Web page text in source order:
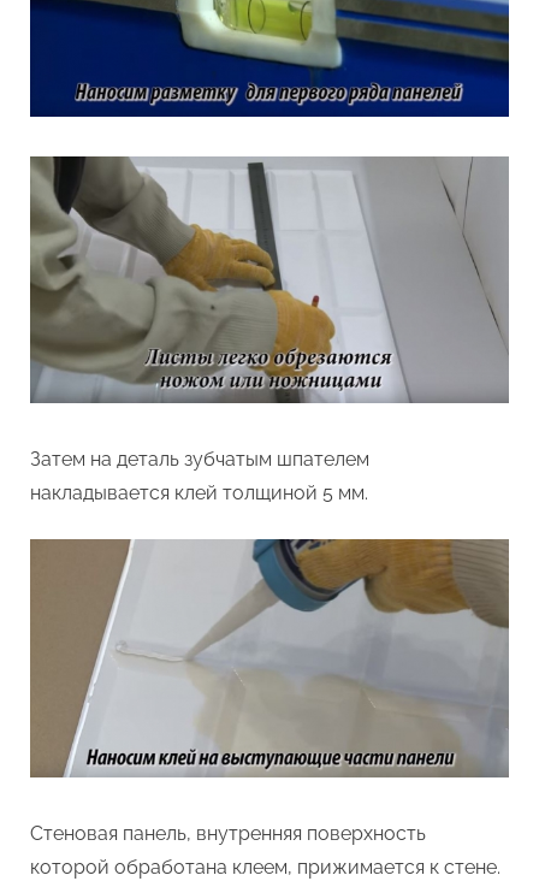
Затем на деталь зубчатым шпателем
накладывается клей толщиной 5 мм.
Стеновая панель, внутренняя поверхность
которой обработана клеем, прижимается к стене.